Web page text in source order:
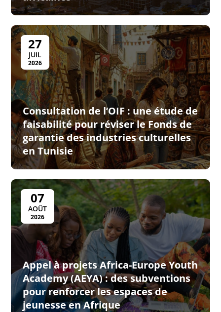
27
JUIL
2026
Consultation de l’OIF : une étude de
faisabilité pour réviser le Fonds de
garantie des industries culturelles
en Tunisie
07
AOÛT
2026
Appel à projets Africa-Europe Youth
Academy (AEYA) : des subventions
pour renforcer les espaces de
jeunesse en Afrique